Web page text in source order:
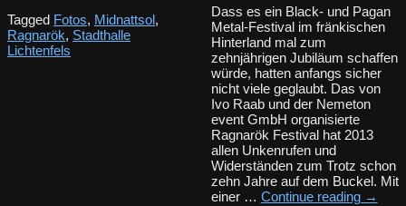
Tagged Fotos, Midnattsol,
Ragnarök, Stadthalle
Lichtenfels
Dass es ein Black- und Pagan
Metal-Festival im fränkischen
Hinterland mal zum
zehnjährigen Jubiläum schaffen
würde, hatten anfangs sicher
nicht viele geglaubt. Das von
Ivo Raab und der Nemeton
event GmbH organisierte
Ragnarök Festival hat 2013
allen Unkenrufen und
Widerständen zum Trotz schon
zehn Jahre auf dem Buckel. Mit
einer … Continue reading →